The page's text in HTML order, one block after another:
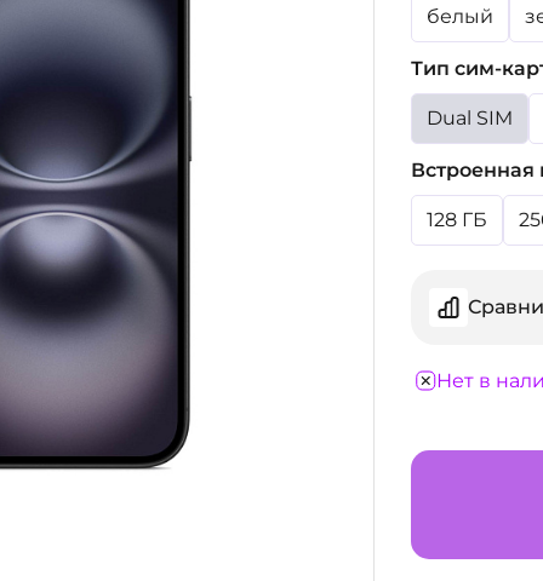
белый
Тип сим-
Dual SIM
Встроенная
128 ГБ
Нет в